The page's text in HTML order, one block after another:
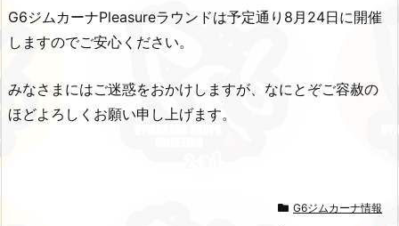
G6ジムカーナPleasureラウンドは予定通り8月24日に開催
しますのでご安心ください。
みなさまにはご迷惑をおかけしますが、なにとぞご容赦の
ほどよろしくお願い申し上げます。
G6ジムカーナ情報